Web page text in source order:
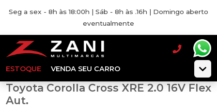
Seg a sex - 8h às 18:00h | Sáb - 8h às .16h | Domingo aberto
eventualmente
ESTOQUE VENDA SEU CARRO
Toyota Corolla Cross XRE 2.0 16V Flex
Aut.